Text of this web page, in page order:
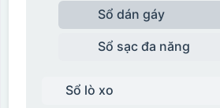
Sổ dán gáy
Sổ sạc đa năng
Sổ lò xo